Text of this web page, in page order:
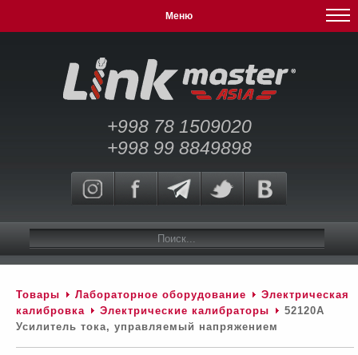
Меню
+998 78 1509020
+998 99 8849898
Товары Лабораторное оборудование
Электрическая
калибровка
Электрические калибраторы
52120А
Усилитель тока, управляемый напряжением